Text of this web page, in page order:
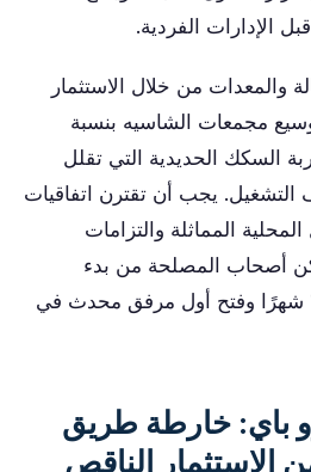
الإدارات الفردية.
والمعدات من خلال الاستثمار
مجمعات الشاسيه بنسبة
السكك الحديدية التي تقلل
التشغيل. يجب أن تقترن اتفاقيات
المماثلة والتزامات
أصحاب المصلحة من بدء
الإنشاءات في غضون 12 شهرًا وفتح أول مرفق محدث في
باي: خارطة طريق
الاستثمار الناقص